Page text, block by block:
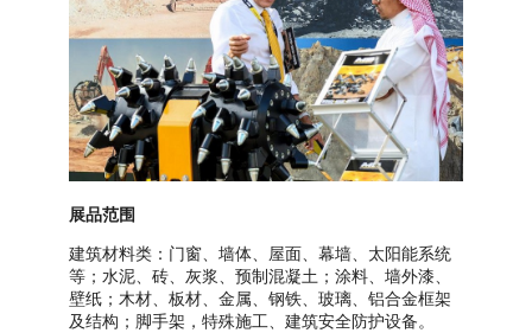
展品范围
建筑材料类：门窗、墙体、屋面、幕墙、太阳能系统
等；水泥、砖、灰浆、预制混凝土；涂料、墙外漆、
壁纸；木材、板材、金属、钢铁、玻璃、铝合金框架
及结构；脚手架，特殊施工、建筑安全防护设备。